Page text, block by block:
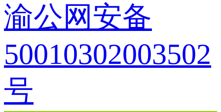
渝公网安备
50010302003502
号